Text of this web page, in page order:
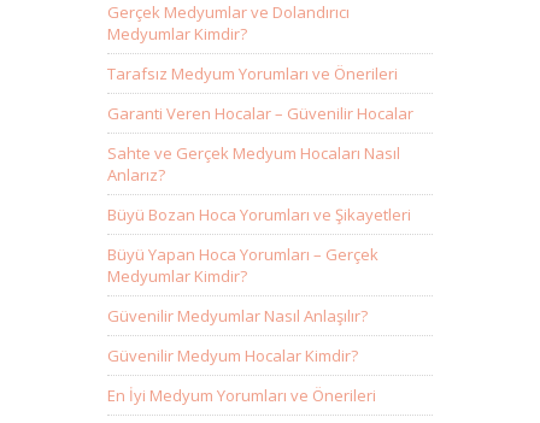
Gerçek Medyumlar ve Dolandırıcı
Medyumlar Kimdir?
Tarafsız Medyum Yorumları ve Önerileri
Garanti Veren Hocalar – Güvenilir Hocalar
Sahte ve Gerçek Medyum Hocaları Nasıl
Anlarız?
Büyü Bozan Hoca Yorumları ve Şikayetleri
Büyü Yapan Hoca Yorumları – Gerçek
Medyumlar Kimdir?
Güvenilir Medyumlar Nasıl Anlaşılır?
Güvenilir Medyum Hocalar Kimdir?
En İyi Medyum Yorumları ve Önerileri